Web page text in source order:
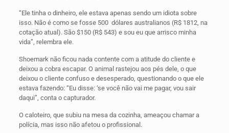
“Ele tinha o dinheiro, ele estava apenas sendo um idiota sobre
isso. Não é como se fosse 500 dólares australianos (R$ 1812, na
cotação atual). São $150 (R$ 543) e sou eu que arrisco minha
vida”, relembra ele.
Shoemark não ficou nada contente com a atitude do cliente e
deixou a cobra escapar. O animal rastejou aos pés dele, o que
deixou o cliente confuso e desesperado, questionando o que ele
estava fazendo: “Eu disse: ‘se você não vai me pagar, vou sair
daqui”, conta o capturador.
O caloteiro, que subiu na mesa da cozinha, ameaçou chamar a
polícia, mas isso não afetou o profissional.